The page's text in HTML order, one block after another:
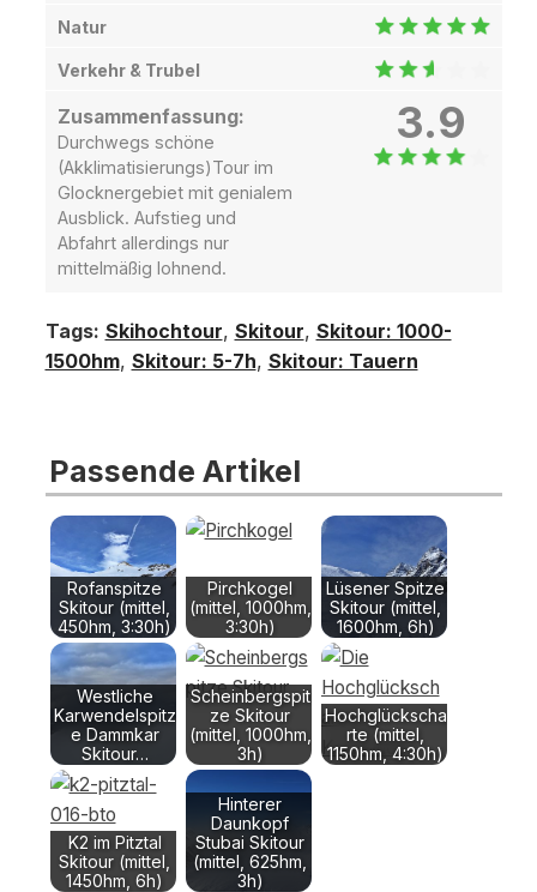
Natur
Verkehr & Trubel
Zusammenfassung:
Durchwegs schöne
(Akklimatisierungs)Tour im
Glocknergebiet mit genialem
Ausblick. Aufstieg und
Abfahrt allerdings nur
mittelmäßig lohnend.
3.9
Tags: Skihochtour, Skitour, Skitour: 1000-
1500hm, Skitour: 5-7h, Skitour: Tauern
Passende Artikel
Rofanspitze
Skitour (mittel,
450hm, 3:30h)
Pirchkogel
(mittel, 1000hm,
3:30h)
Lüsener Spitze
Skitour (mittel,
1600hm, 6h)
Westliche
Karwendelspitz
e Dammkar
Skitour…
Scheinbergspit
ze Skitour
(mittel, 1000hm,
3h)
Hochglückscha
rte (mittel,
1150hm, 4:30h)
K2 im Pitztal
Skitour (mittel,
1450hm, 6h)
Hinterer
Daunkopf
Stubai Skitour
(mittel, 625hm,
3h)